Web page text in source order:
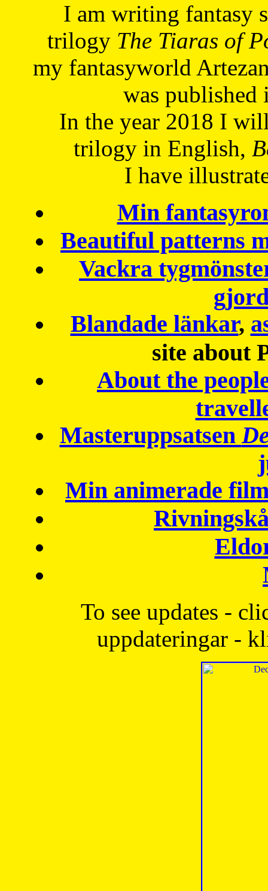
I am writing fantasy
trilogy The Tiaras of
my fantasyworld
was published
In the year 2018 I
trilogy in English,
I have
Min
Beautiful patterns
Vackra
Blandade länkar,
site about
About the
Masteruppsatsen
Min animerade
To see updates -
uppdateringar -